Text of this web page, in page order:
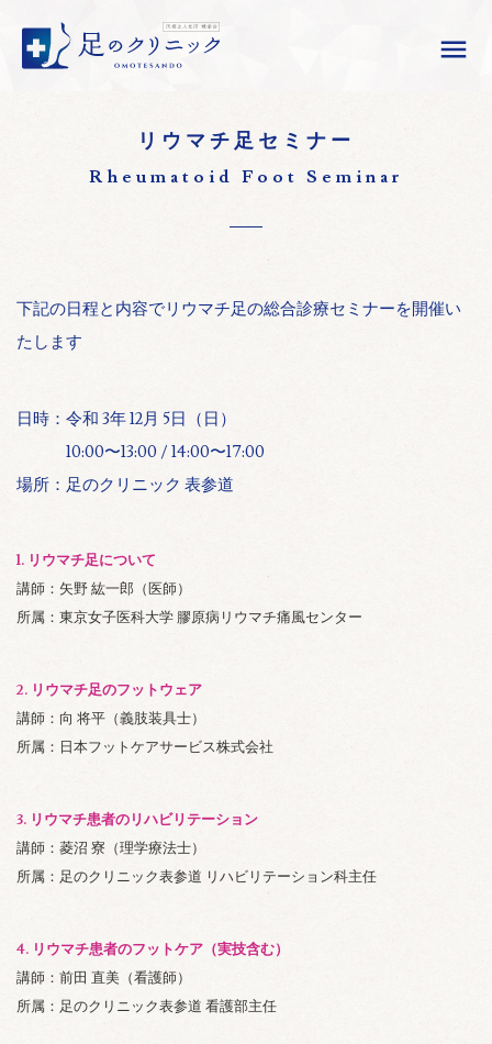
リウマチ足セミナー
Rheumatoid Foot Seminar
下記の日程と内容でリウマチ足の総合診療セミナーを開催い
たします
日時：令和 3年 12月 5日（日）
10:00〜13:00 / 14:00〜17:00
場所：足のクリニック 表参道
1. リウマチ足について
講師：矢野 紘一郎（医師）
所属：東京女子医科大学 膠原病リウマチ痛風センター
2. リウマチ足のフットウェア
講師：向 将平（義肢装具士）
所属：日本フットケアサービス株式会社
3. リウマチ患者のリハビリテーション
講師：菱沼 寮（理学療法士）
所属：足のクリニック表参道 リハビリテーション科主任
4. リウマチ患者のフットケア（実技含む）
講師：前田 直美（看護師）
所属：足のクリニック表参道 看護部主任
